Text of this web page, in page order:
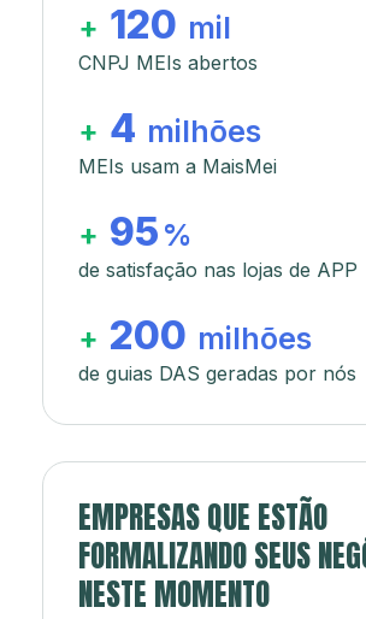
+ 120 mil
CNPJ MEIs abertos
+ 4 milhões
MEIs usam a MaisMei
+ 95 %
de satisfação nas lojas de APP
+ 200 milhões
de guias DAS geradas por nós
EMPRESAS QUE ESTÃO
FORMALIZANDO SEUS
NESTE MOMENTO